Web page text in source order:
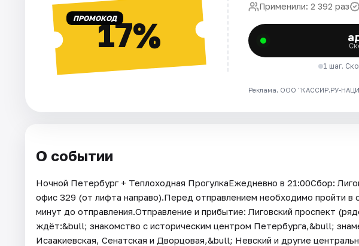
ПРОМОКОД17%
Применили: 2 392 раз
1 шаг.
Реклама. ООО "КАССИР.РУ-
О событии
Ночной Петербург + Теплоходная ПрогулкаЕжедневно в 21:00Сбор:
офис 329 (от лифта направо).Перед отправлением необходимо пройти в
минут до отправления.Отправление и прибытие: Лиговский проспект
ждёт:&bull; знакомство с историческим центром Петербурга,&bull;
Исаакиевская, Сенатская и Дворцовая,&bull; Невский и другие